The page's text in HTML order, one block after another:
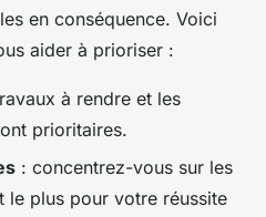
en conséquence. Voici
aider à prioriser :
à rendre et les
prioritaires.
: concentrez-vous sur les
le plus pour votre réussite